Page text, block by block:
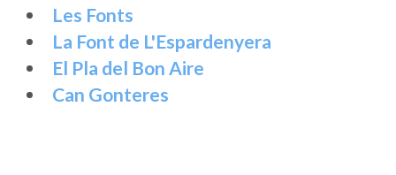
Les Fonts
La Font de L'Espardenyera
El Pla del Bon Aire
Can Gonteres